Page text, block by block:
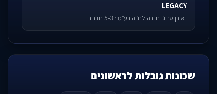
LEGACY
ראובן סרוגו חברה לבניה בע"מ · 3–5 חדרים
שכונות גובלות לראשונים